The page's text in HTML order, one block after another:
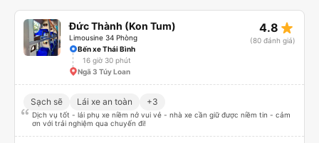
Đức Thành (Kon Tum)
Limousine 34 Phòng
4.8 star_rate
(80 đánh giá)
Bến xe Thái Bình
16 giờ 30 phút
Ngã 3 Túy Loan
Sạch sẽ Lái xe an toàn +3
Dịch vụ tốt - lái phụ xe niềm nở vui vẻ - nhà xe cần giữ được niềm tin - cảm
ơn với trải nghiệm qua chuyến đi!